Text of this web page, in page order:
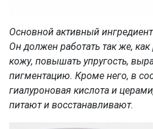
Основной активный
Он должен работать так же, как
кожу, повышать упругость,
пигментацию. Кроме него, в
гиалуроновая кислота и
питают и восстанавливают.